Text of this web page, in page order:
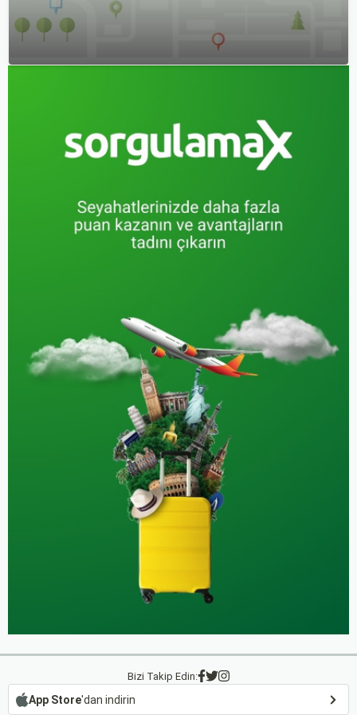
Bizi Takip Edin:
App Store'dan indirin